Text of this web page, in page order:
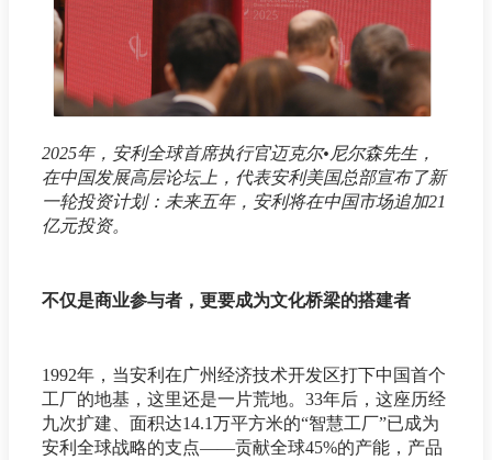
2025年，安利全球首席执行官迈克尔•尼尔森先生，
在中国发展高层论坛上，代表安利美国总部宣布了新
一轮投资计划：未来五年，安利将在中国市场追加21
亿元投资。
不仅是商业参与者，更要成为文化桥梁的搭建者
1992年，当安利在广州经济技术开发区打下中国首个
工厂的地基，这里还是一片荒地。33年后，这座历经
九次扩建、面积达14.1万平方米的“智慧工厂”已成为
安利全球战略的支点——贡献全球45%的产能，产品